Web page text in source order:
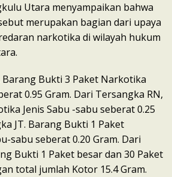
Utara menyampaikan bahwa
merupakan bagian dari upaya
narkotika di wilayah hukum
Bukti 3 Paket Narkotika
0.95 Gram. Dari Tersangka RN,
Jenis Sabu -sabu seberat 0.25
JT. Barang Bukti 1 Paket
sabu seberat 0.20 Gram. Dari
Bukti 1 Paket besar dan 30 Paket
total jumlah Kotor 15.4 Gram.